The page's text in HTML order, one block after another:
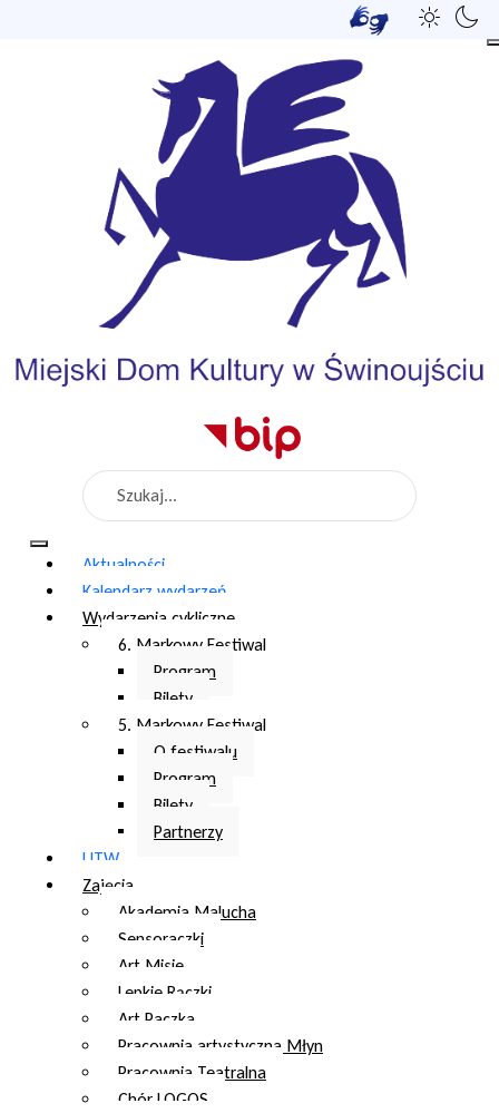
Aktualności
Kalendarz wydarzeń
Wydarzenia cykliczne
6. Markowy Festiwal
Program
Bilety
5. Markowy Festiwal
O festiwalu
Program
Bilety
Partnerzy
UTW
Zajęcia
Akademia Malucha
Sensoraczki
Art Misie
Lepkie Rączki
Art Paczka
Pracownia artystyczna Młyn
Pracownia Teatralna
Chór LOGOS